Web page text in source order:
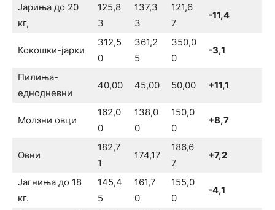
Јариња до 20
кг,
125,8
3
137,3
3
121,6
7
-11,4
Кокошки-јарки
312,5
0
361,2
5
350,0
0
-3,1
Пилиња-
еднодневни
40,00 45,00 50,00 +11,1
Молзни овци
162,0
0
138,0
0
150,0
0
+8,7
Овни
182,7
1
174,17
186,6
7
+7,2
Јагниња до 18
кг.
145,4
5
161,7
0
155,0
0
-4,1